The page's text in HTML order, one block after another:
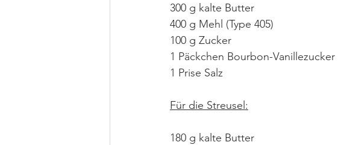
300 g kalte Butter
400 g Mehl (Type 405)
100 g Zucker
1 Päckchen Bourbon-Vanillezucker
1 Prise Salz
Für die Streusel:
180 g kalte Butter